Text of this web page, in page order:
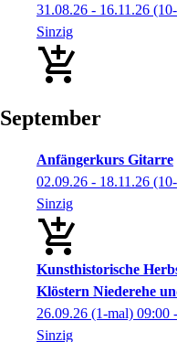
31.08.26 - 16.11.26
Sinzig
September
Anfängerkurs Gitarre
02.09.26 - 18.11.26
Sinzig
Kunsthistorische
Klöstern Niederehe
26.09.26 (1-mal) 09:00
Sinzig